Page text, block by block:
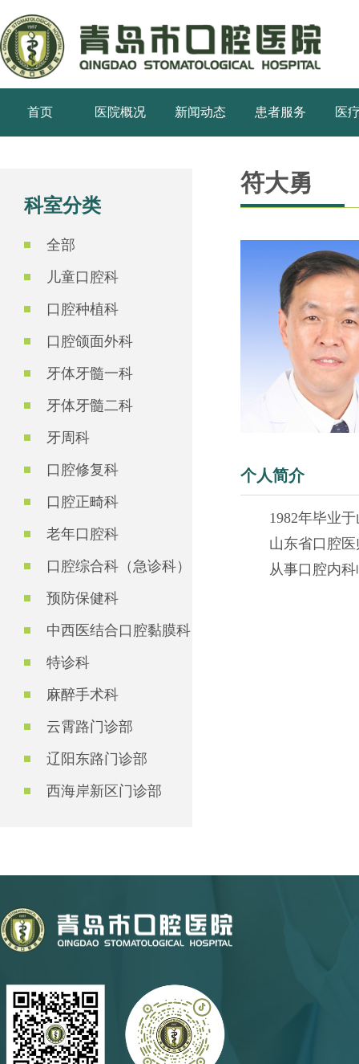
首页 医院概况 新闻动态 患者服务 医
科室分类
全部
儿童口腔科
口腔种植科
口腔颌面外科
牙体牙髓一科
牙体牙髓二科
牙周科
口腔修复科
口腔正畸科
老年口腔科
口腔综合科（急诊科）
预防保健科
中西医结合口腔黏膜科
特诊科
麻醉手术科
云霄路门诊部
辽阳东路门诊部
西海岸新区门诊部
符大勇
个人简介
1982年毕业
山东省口腔
从事口腔内